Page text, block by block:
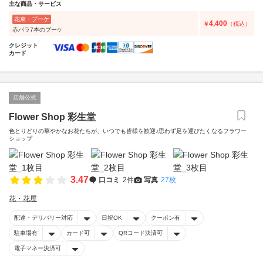
主な商品・サービス
花束・ブーケ
赤バラ7本のブーケ
￥4,400 （税込）
クレジット
カード
店舗公式
Flower Shop 彩生堂
色とりどりの華やかなお花たちが、いつでも皆様を歓迎♪思わず足を運びたくなるフラワー
ショップ
3.47 口コミ 2件 写真 27枚
花・花屋
配達・デリバリー対応 日祝OK クーポン有
駐車場有 カード可 QRコード決済可
電子マネー決済可